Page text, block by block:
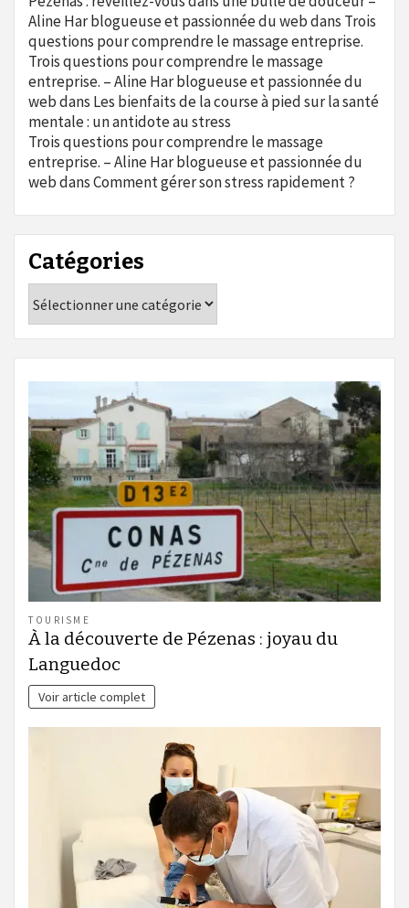
Aline Har blogueuse et passionnée du webdans Trois
questions pour comprendre le massage entreprise.
Trois questions pour comprendre le massage
entreprise. – Aline Har blogueuse et passionnée du
webdans Les bienfaits de la course à pied sur la santé
mentale : un antidote au stress
Trois questions pour comprendre le massage
entreprise. – Aline Har blogueuse et passionnée du
webdansComment gérer son stress rapidement ?
Catégories
TOURISME
À la découverte de Pézenas : joyau du
Languedoc
Voir article complet